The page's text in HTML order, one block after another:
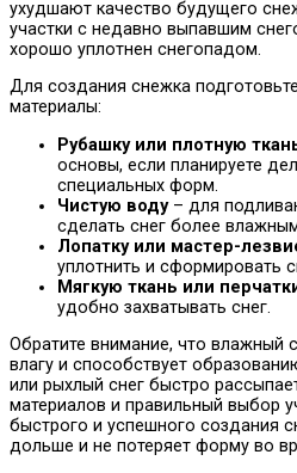
ухудшают качество будущего
участки с недавно выпавшим
хорошо уплотнен снегопадом.
Для создания снежка
материалы:
Рубашку или плотную
основы, если планируете
специальных форм.
Чистую воду– для
сделать снег более
Лопатку или мастер-
уплотнить и сформировать
Мягкую ткань или
удобно захватывать снег.
Обратите внимание, что влажный
влагу и способствует
или рыхлый снег быстро
материалов и правильный выбор
быстрого и успешного создания
дольше и не потеряет форму во